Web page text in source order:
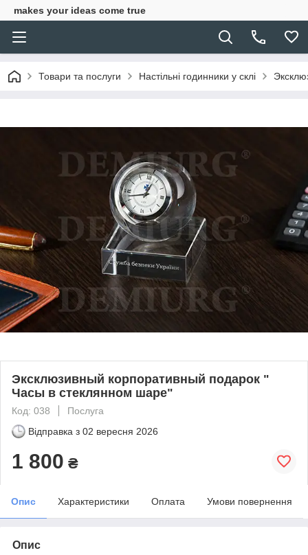
makes your ideas come true
Товари та послуги Настільні годинники у склі
Эксклюзивный корпоративный подарок "
Часы в стеклянном шаре"
Код: 038
Послуга
Відправка з 02 вересня 2026
1 800 ₴
Опис Характеристики Оплата Умови повернення
Опис